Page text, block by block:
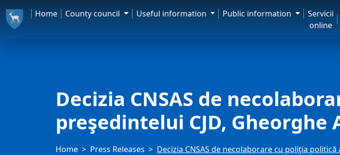
Home County council Useful information Public information
Servicii
online
Decizia CNSAS de
preşedintelui CJD, Gheorghe
Home Press Releases Decizia CNSAS de necolaborare cu poliţia